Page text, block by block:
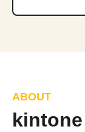
ABOUT
kintone